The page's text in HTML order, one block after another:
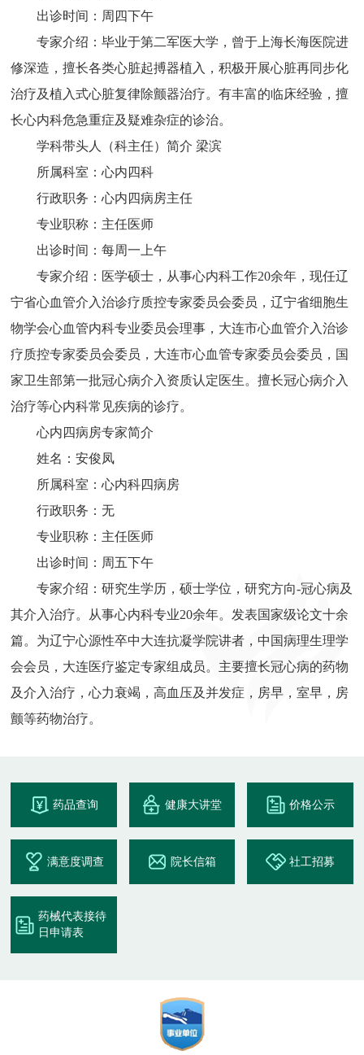
出诊时间：周四下午
专家介绍：毕业于第二军医大学，曾于上海长海医院进
修深造，擅长各类心脏起搏器植入，积极开展心脏再同步化
治疗及植入式心脏复律除颤器治疗。有丰富的临床经验，擅
长心内科危急重症及疑难杂症的诊治。
学科带头人（科主任）简介 梁滨
所属科室：心内四科
行政职务：心内四病房主任
专业职称：主任医师
出诊时间：每周一上午
专家介绍：医学硕士，从事心内科工作20余年，现任辽
宁省心血管介入治诊疗质控专家委员会委员，辽宁省细胞生
物学会心血管内科专业委员会理事，大连市心血管介入治诊
疗质控专家委员会委员，大连市心血管专家委员会委员，国
家卫生部第一批冠心病介入资质认定医生。擅长冠心病介入
治疗等心内科常见疾病的诊疗。
心内四病房专家简介
姓名：安俊凤
所属科室：心内科四病房
行政职务：无
专业职称：主任医师
出诊时间：周五下午
专家介绍：研究生学历，硕士学位，研究方向-冠心病及
其介入治疗。从事心内科专业20余年。发表国家级论文十余
篇。为辽宁心源性卒中大连抗凝学院讲者，中国病理生理学
会会员，大连医疗鉴定专家组成员。主要擅长冠心病的药物
及介入治疗，心力衰竭，高血压及并发症，房早，室早，房
颤等药物治疗。
药品查询 健康大讲堂 价格公示
满意度调查 院长信箱 社工招募
药械代表接待
日申请表